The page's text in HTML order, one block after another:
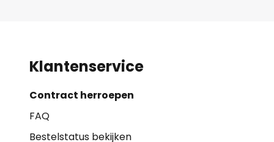
Klantenservice
Contract herroepen
FAQ
Bestelstatus bekijken